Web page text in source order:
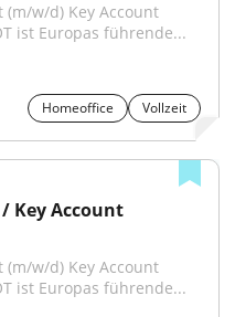
w/d) Key Account
ist Europas führende...
Homeoffice Vollzeit
Key Account
w/d) Key Account
ist Europas führende...